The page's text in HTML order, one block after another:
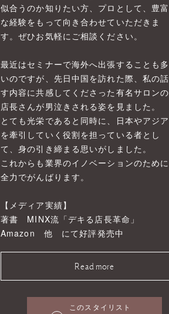
似合うのか知りたい方、プロとして、豊富
な経験をもって向き合わせていただきま
す。ぜひお気軽にご相談ください。
最近はセミナーで海外へ出張することも多
いのですが、先日中国を訪れた際、私の話
す内容に共感してくださった有名サロンの
店長さんが男泣きされる姿を見ました。
とても光栄であると同時に、日本やアジア
を牽引していく役割を担っている者とし
て、身の引き締まる思いがしました。
これからも業界のイノベーションのために
全力でがんばります。
【メディア実績】
著書 MINX流「デキる店長革命」
Amazon 他 にて好評発売中
Read more
このスタイリスト